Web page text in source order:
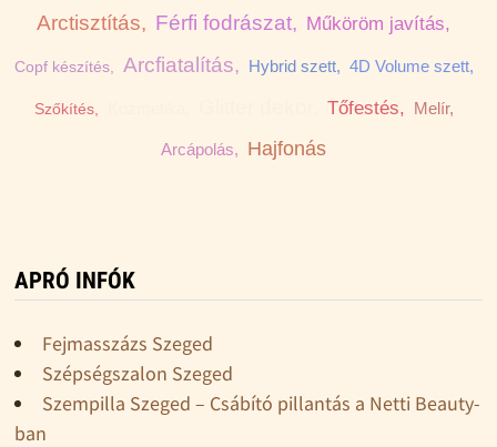
Arctisztítás, Férfi fodrászat, Műköröm javítás,
Copf készítés, Arcfiatalítás, Hybrid szett, 4D Volume szett,
Szőkítés, Tőfestés, Melír,
Arcápolás, Hajfonás
APRÓ INFÓK
Fejmasszázs Szeged
Szépségszalon Szeged
Szempilla Szeged – Csábító pillantás a Netti Beauty-
ban